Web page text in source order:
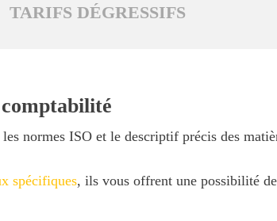
TARIFS DÉGRESSIFS
normes ISO et le descriptif précis des
spécifiques, ils vous offrent une possibilité